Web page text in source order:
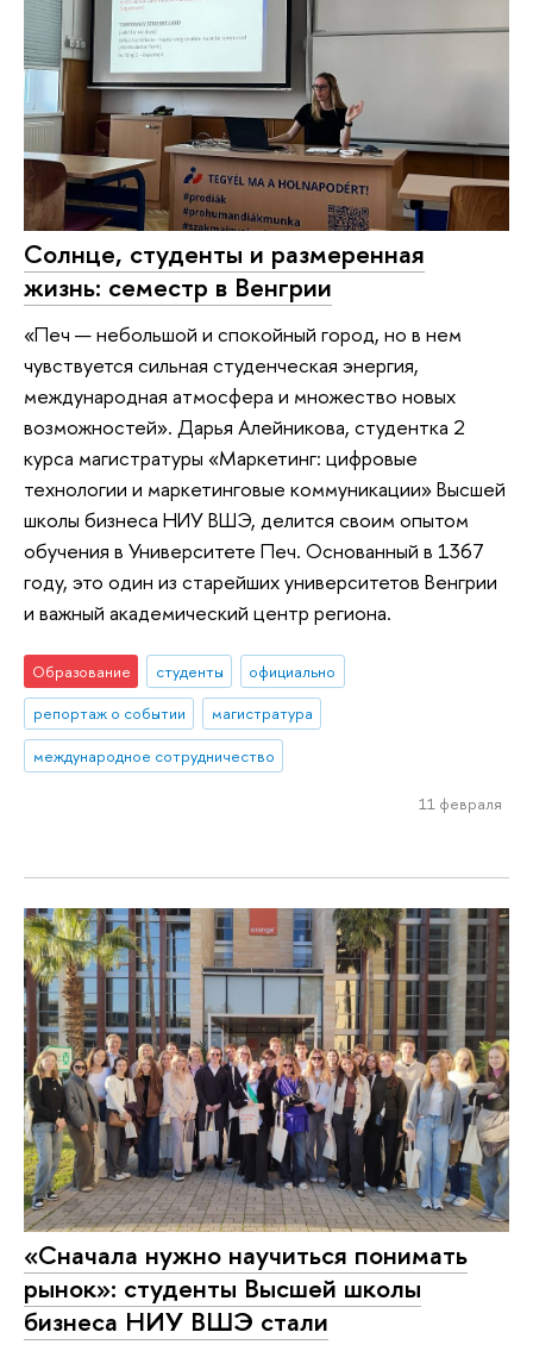
Солнце, студенты и размеренная
жизнь: семестр в Венгрии
«Печ — небольшой и спокойный город, но в нем
чувствуется сильная студенческая энергия,
международная атмосфера и множество новых
возможностей». Дарья Алейникова, студентка 2
курса магистратуры «Маркетинг: цифровые
технологии и маркетинговые коммуникации» Высшей
школы бизнеса НИУ ВШЭ, делится своим опытом
обучения в Университете Печ. Основанный в 1367
году, это один из старейших университетов Венгрии
и важный академический центр региона.
Образование студенты
официально
репортаж о событии
магистратура
международное сотрудничество
11 февраля
«Cначала нужно научиться понимать
рынок»: студенты Высшей школы
бизнеса НИУ ВШЭ стали